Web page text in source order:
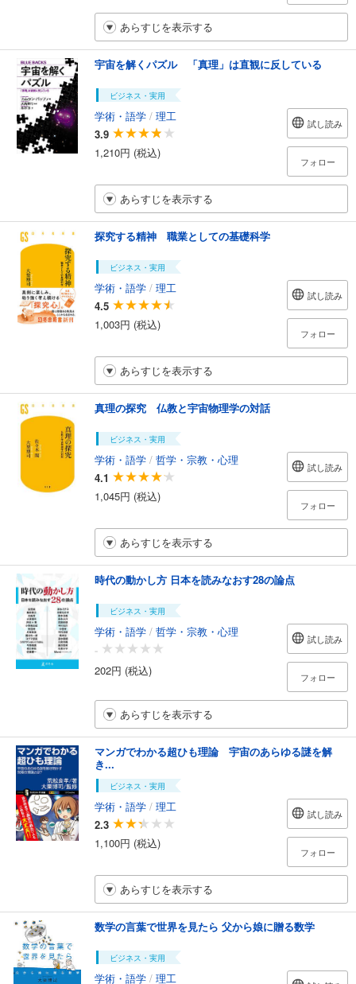
あらすじを表示する
宇宙を解くパズル 「真理」は直観に反している
ビジネス・実用
学術・語学 / 理工
3.9
1,210円 (税込)
試し読み
フォロー
あらすじを表示する
探究する精神 職業としての基礎科学
ビジネス・実用
学術・語学 / 理工
4.5
1,003円 (税込)
試し読み
フォロー
あらすじを表示する
真理の探究 仏教と宇宙物理学の対話
ビジネス・実用
学術・語学 / 哲学・宗教・心理
4.1
1,045円 (税込)
試し読み
フォロー
あらすじを表示する
時代の動かし方 日本を読みなおす28の論点
ビジネス・実用
学術・語学 / 哲学・宗教・心理
-
202円 (税込)
試し読み
フォロー
あらすじを表示する
マンガでわかる超ひも理論 宇宙のあらゆる謎を解
き...
ビジネス・実用
学術・語学 / 理工
2.3
1,100円 (税込)
試し読み
フォロー
あらすじを表示する
数学の言葉で世界を見たら 父から娘に贈る数学
ビジネス・実用
学術・語学 / 理工